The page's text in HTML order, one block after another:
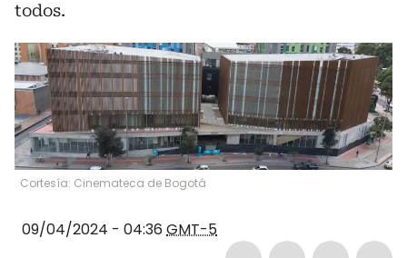
todos.
Cortesía: Cinemateca de Bogotá
09/04/2024 - 04:36 GMT-5